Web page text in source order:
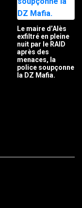
Le maire d’Alès
exfiltré en pleine
nuit par le RAID
après des
menaces, la
police soupçonne
la DZ Mafia.